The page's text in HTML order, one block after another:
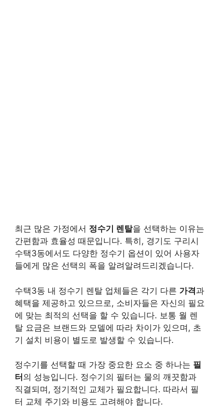
최근 많은 가정에서 정수기 렌탈을 선택하는 이유는
간편함과 효율성 때문입니다. 특히, 경기도 구리시
수택3동에서도 다양한 정수기 옵션이 있어 사용자
들에게 많은 선택의 폭을 알려알려드리겠습니다.
수택3동 내 정수기 렌탈 업체들은 각기 다른 가격과
혜택을 제공하고 있으므로, 소비자들은 자신의 필요
에 맞는 최적의 선택을 할 수 있습니다. 보통 월 렌
탈 요금은 브랜드와 모델에 따라 차이가 있으며, 초
기 설치 비용이 별도로 발생할 수 있습니다.
정수기를 선택할 때 가장 중요한 요소 중 하나는 필
터 의 성능입니다. 정수기의 필터는 물의 깨끗함과
직결되며, 정기적인 교체가 필요합니다. 따라서 필
터 교체 주기와 비용도 고려해야 합니다.